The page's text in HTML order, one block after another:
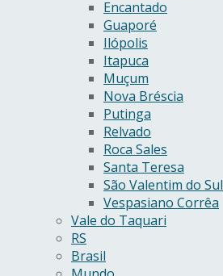
Encantado
Guaporé
Ilópolis
Itapuca
Muçum
Nova Bréscia
Putinga
Relvado
Roca Sales
Santa Teresa
São Valentim do Sul
Vespasiano Corrêa
Vale do Taquari
RS
Brasil